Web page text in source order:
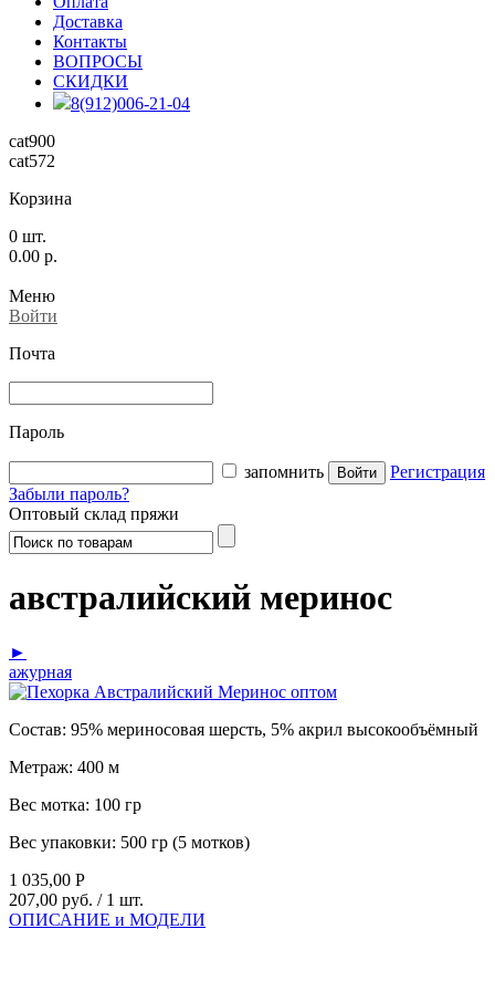
Доставка
Контакты
ВОПРОСЫ
СКИДКИ
8(912)006-21-04
cat900
cat572
Корзина
0 шт.
0.00 р.
Меню
Войти
Почта
Пароль
запомнить
Регистрация
Забыли пароль?
Оптовый склад пряжи
австралийский меринос
►
ажурная
Состав: 95% мериносовая шерсть, 5% акрил высокообъёмный
Метраж: 400 м
Вес мотка: 100 гр
Вес упаковки: 500 гр (5 мотков)
1 035,00 Р
207,00 руб. / 1 шт.
ОПИСАНИЕ и МОДЕЛИ